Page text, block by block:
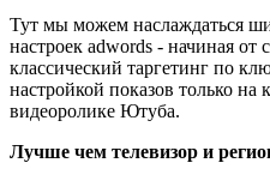
Тут мы можем наслаждаться
настроек adwords - начиная от
классический таргетинг по
настройкой показов только на
видеоролике Ютуба.
Лучше чем телевизор и